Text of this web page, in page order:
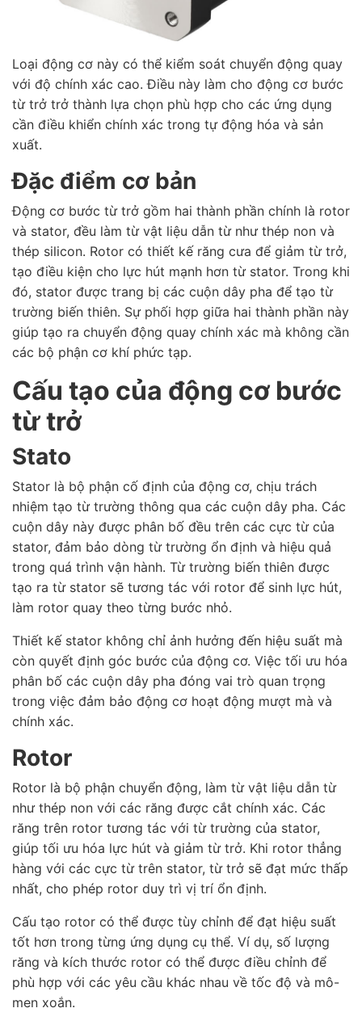
Loại động cơ này có thể kiểm soát chuyển động quay
với độ chính xác cao. Điều này làm cho động cơ bước
từ trở trở thành lựa chọn phù hợp cho các ứng dụng
cần điều khiển chính xác trong tự động hóa và sản
xuất.
Đặc điểm cơ bản
Động cơ bước từ trở gồm hai thành phần chính là rotor
và stator, đều làm từ vật liệu dẫn từ như thép non và
thép silicon. Rotor có thiết kế răng cưa để giảm từ trở,
tạo điều kiện cho lực hút mạnh hơn từ stator. Trong khi
đó, stator được trang bị các cuộn dây pha để tạo từ
trường biến thiên. Sự phối hợp giữa hai thành phần này
giúp tạo ra chuyển động quay chính xác mà không cần
các bộ phận cơ khí phức tạp.
Cấu tạo của động cơ bước
từ trở
Stato
Stator là bộ phận cố định của động cơ, chịu trách
nhiệm tạo từ trường thông qua các cuộn dây pha. Các
cuộn dây này được phân bố đều trên các cực từ của
stator, đảm bảo dòng từ trường ổn định và hiệu quả
trong quá trình vận hành. Từ trường biến thiên được
tạo ra từ stator sẽ tương tác với rotor để sinh lực hút,
làm rotor quay theo từng bước nhỏ.
Thiết kế stator không chỉ ảnh hưởng đến hiệu suất mà
còn quyết định góc bước của động cơ. Việc tối ưu hóa
phân bố các cuộn dây pha đóng vai trò quan trọng
trong việc đảm bảo động cơ hoạt động mượt mà và
chính xác.
Rotor
Rotor là bộ phận chuyển động, làm từ vật liệu dẫn từ
như thép non với các răng được cắt chính xác. Các
răng trên rotor tương tác với từ trường của stator,
giúp tối ưu hóa lực hút và giảm từ trở. Khi rotor thẳng
hàng với các cực từ trên stator, từ trở sẽ đạt mức thấp
nhất, cho phép rotor duy trì vị trí ổn định.
Cấu tạo rotor có thể được tùy chỉnh để đạt hiệu suất
tốt hơn trong từng ứng dụng cụ thể. Ví dụ, số lượng
răng và kích thước rotor có thể được điều chỉnh để
phù hợp với các yêu cầu khác nhau về tốc độ và mô-
men xoắn.